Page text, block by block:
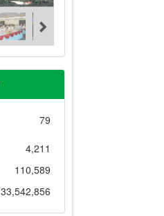
79
4,211
110,589
33,542,856